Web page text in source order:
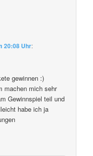
20:08 Uhr:
gewinnen :)
machen mich sehr
Gewinnspiel teil und
habe ich ja